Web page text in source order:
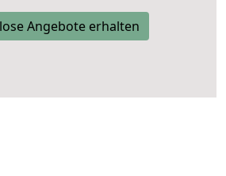
Angebote erhalten